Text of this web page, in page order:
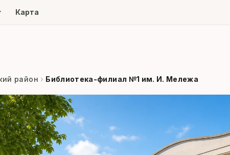
Карта
район › Библиотека-филиал №1 им. И. Мележа